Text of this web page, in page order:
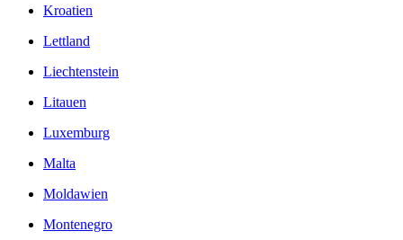
Kroatien
Lettland
Liechtenstein
Litauen
Luxemburg
Malta
Moldawien
Montenegro